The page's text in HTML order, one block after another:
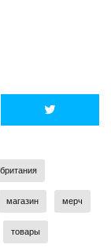
магазин мерч
товары